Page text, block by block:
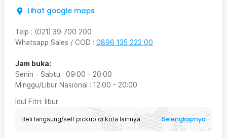
Lihat google maps
Telp : (021) 39 700 200
Whatsapp Sales / COD : 0896 135 222 00
Jam buka:
Senin - Sabtu : 09:00 - 20:00
Minggu/Libur Nasional : 12:00 - 20:00
Idul Fitri: libur
Beli langsung/self pickup di kota lainnya Selengkapnya